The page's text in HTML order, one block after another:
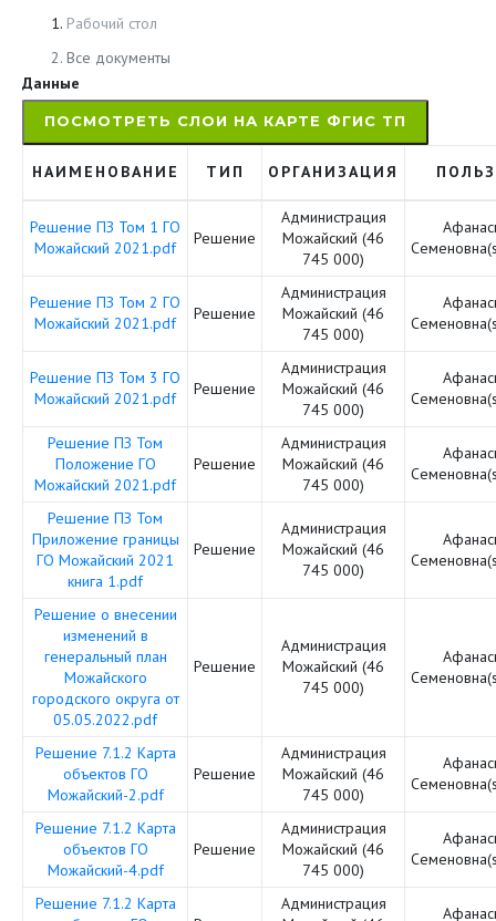
Рабочий стол
Все документы
Данные
ПОСМОТРЕТЬ СЛОИ НА КАРТЕ ФГИС ТП
НАИМЕНОВАНИЕ ТИП ОРГАНИЗАЦИЯ
Решение ПЗ Том 1 ГО
Можайский 2021.pdf
Решение
Администрация
Можайский (46
745 000)
Решение ПЗ Том 2 ГО
Можайский 2021.pdf
Решение
Администрация
Можайский (46
745 000)
Решение ПЗ Том 3 ГО
Можайский 2021.pdf
Решение
Администрация
Можайский (46
745 000)
Решение ПЗ Том
Положение ГО
Можайский 2021.pdf
Решение
Администрация
Можайский (46
745 000)
Решение ПЗ Том
Приложение границы
ГО Можайский 2021
книга 1.pdf
Решение
Администрация
Можайский (46
745 000)
Решение о внесении
изменений в
генеральный план
Можайского
городского округа от
05.05.2022.pdf
Решение
Администрация
Можайский (46
745 000)
Решение 7.1.2 Карта
объектов ГО
Можайский-2.pdf
Решение
Администрация
Можайский (46
745 000)
Решение 7.1.2 Карта
объектов ГО
Можайский-4.pdf
Решение
Администрация
Можайский (46
745 000)
Решение 7.1.2 Карта
Администрация